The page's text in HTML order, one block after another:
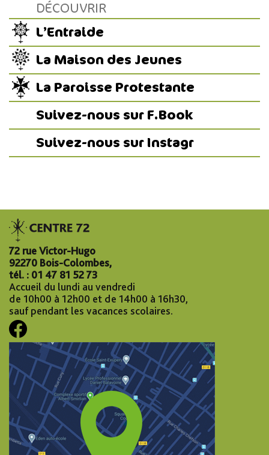
DÉCOUVRIR
L’Entraide
La Maison des Jeunes
La Paroisse Protestante
Suivez-nous sur F.Book
Suivez-nous sur Instagr
72 rue Victor-Hugo
92270 Bois-Colombes,
tél. : 01 47 81 52 73
Accueil du lundi au vendredi
de 10h00 à 12h00 et de 14h00 à 16h30,
sauf pendant les vacances scolaires.